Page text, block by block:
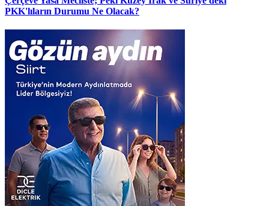
PKK'lıların Durumu Ne Olacak?